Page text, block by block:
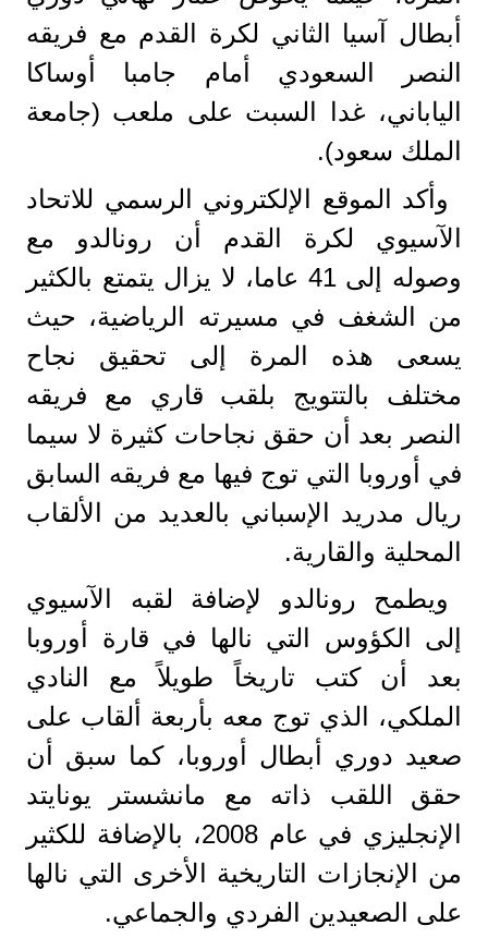
أبطال آسيا الثاني لكرة القدم مع فريقه
النصر السعودي أمام جامبا أوساكا
الياباني، غدا السبت على ملعب (جامعة
الملك سعود).
وأكد الموقع الإلكتروني الرسمي للاتحاد
الآسيوي لكرة القدم أن رونالدو مع
وصوله إلى 41 عاما، لا يزال يتمتع بالكثير
من الشغف في مسيرته الرياضية، حيث
يسعى هذه المرة إلى تحقيق نجاح
مختلف بالتتويج بلقب قاري مع فريقه
النصر بعد أن حقق نجاحات كثيرة لا سيما
في أوروبا التي توج فيها مع فريقه السابق
ريال مدريد الإسباني بالعديد من الألقاب
المحلية والقارية.
ويطمح رونالدو لإضافة لقبه الآسيوي
إلى الكؤوس التي نالها في قارة أوروبا
بعد أن كتب تاريخاً طويلاً مع النادي
الملكي، الذي توج معه بأربعة ألقاب على
صعيد دوري أبطال أوروبا، كما سبق أن
حقق اللقب ذاته مع مانشستر يونايتد
الإنجليزي في عام 2008، بالإضافة للكثير
من الإنجازات التاريخية الأخرى التي نالها
على الصعيدين الفردي والجماعي.